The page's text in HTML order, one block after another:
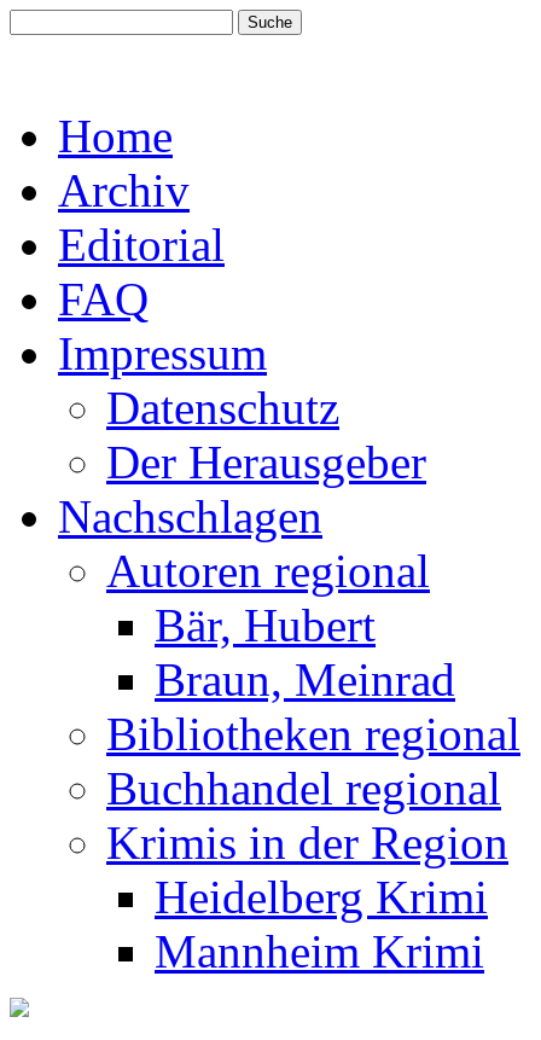
Home
Archiv
Editorial
FAQ
Impressum
Datenschutz
Der Herausgeber
Nachschlagen
Autoren regional
Bär, Hubert
Braun, Meinrad
Bibliotheken regional
Buchhandel regional
Krimis in der Region
Heidelberg Krimi
Mannheim Krimi